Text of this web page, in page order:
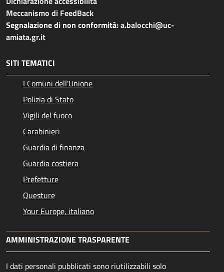
Meccanismo di FeedBack
Segnalazione di non conformità:a.balocchi@uc-
amiata.gr.it
SITI TEMATICI
I Comuni dell'Unione
Polizia di Stato
Vigili del fuoco
Carabinieri
Guardia di finanza
Guardia costiera
Prefetture
Questure
Your Europe, italiano
AMMINISTRAZIONE TRASPARENTE
I dati personali pubblicati sono riutilizzabili solo